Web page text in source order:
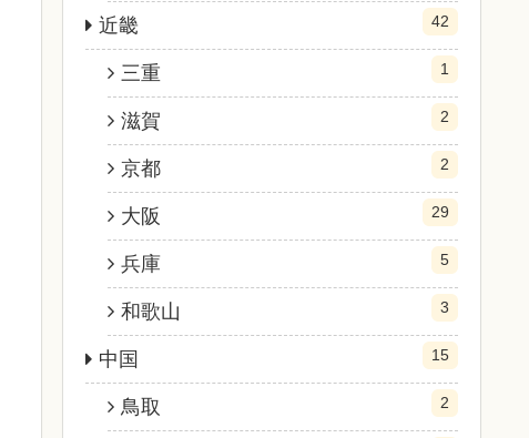
近畿 42
三重 1
滋賀 2
京都 2
大阪 29
兵庫 5
和歌山 3
中国 15
鳥取 2